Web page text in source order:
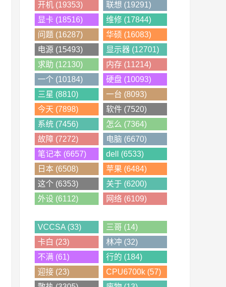
开机 (19353)
联想 (19291)
显卡 (18516)
维修 (17844)
问题 (16287)
华硕 (16083)
电源 (15493)
显示器 (12701)
求助 (12130)
内存 (11214)
一个 (10184)
硬盘 (10093)
三星 (8810)
一台 (8093)
今天 (7898)
软件 (7520)
系统 (7456)
怎么 (7364)
故障 (7272)
电脑 (6670)
笔记本 (6657)
dell (6533)
日本 (6508)
苹果 (6484)
这个 (6353)
关于 (6200)
外设 (6112)
网络 (6109)
VCCSA (33)
三哥 (14)
卡白 (23)
林冲 (32)
不满 (61)
行的 (184)
迎接 (23)
CPU6700k (57)